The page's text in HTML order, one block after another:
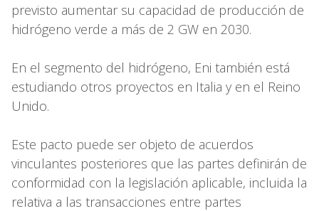
previsto aumentar su capacidad de producción de
hidrógeno verde a más de 2 GW en 2030.
En el segmento del hidrógeno, Eni también está
estudiando otros proyectos en Italia y en el Reino
Unido.
Este pacto puede ser objeto de acuerdos
vinculantes posteriores que las partes definirán de
conformidad con la legislación aplicable, incluida la
relativa a las transacciones entre partes